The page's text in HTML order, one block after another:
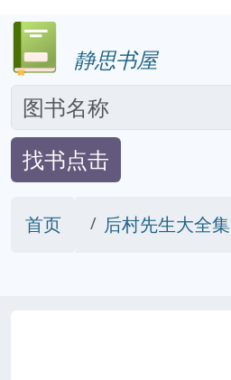
静思书屋
找书点击
首页 后村先生大全